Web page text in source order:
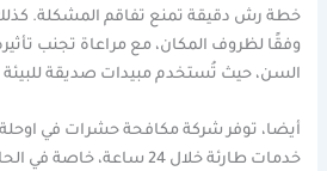
خطة رش دقيقة تمنع تفاقم المشكلة.
وفقًا لظروف المكان، مع مراعاة تجنب
السن، حيث تُستخدم مبيدات صديقة للبيئة
أيضا، توفر شركة مكافحة حشرات في
خدمات طارئة خلال 24 ساعة،